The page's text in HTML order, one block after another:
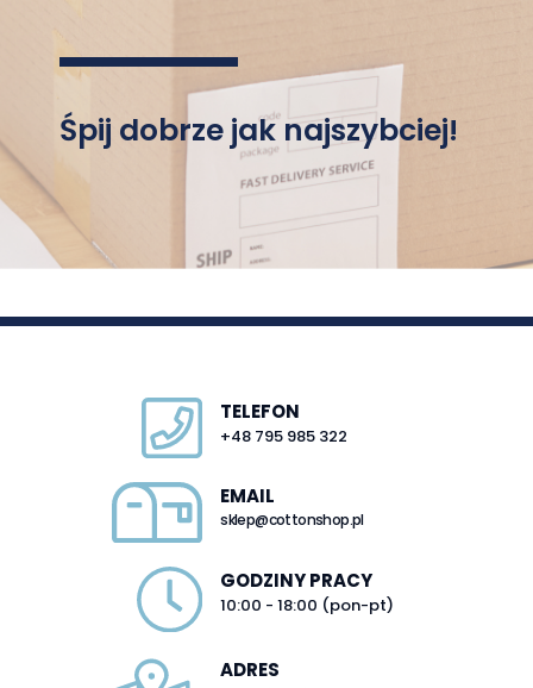
Śpij dobrze jak najszybciej!
TELEFON
+48 795 985 322
EMAIL
sklep@cottonshop.pl
GODZINY PRACY
10:00 - 18:00 (pon-pt)
ADRES